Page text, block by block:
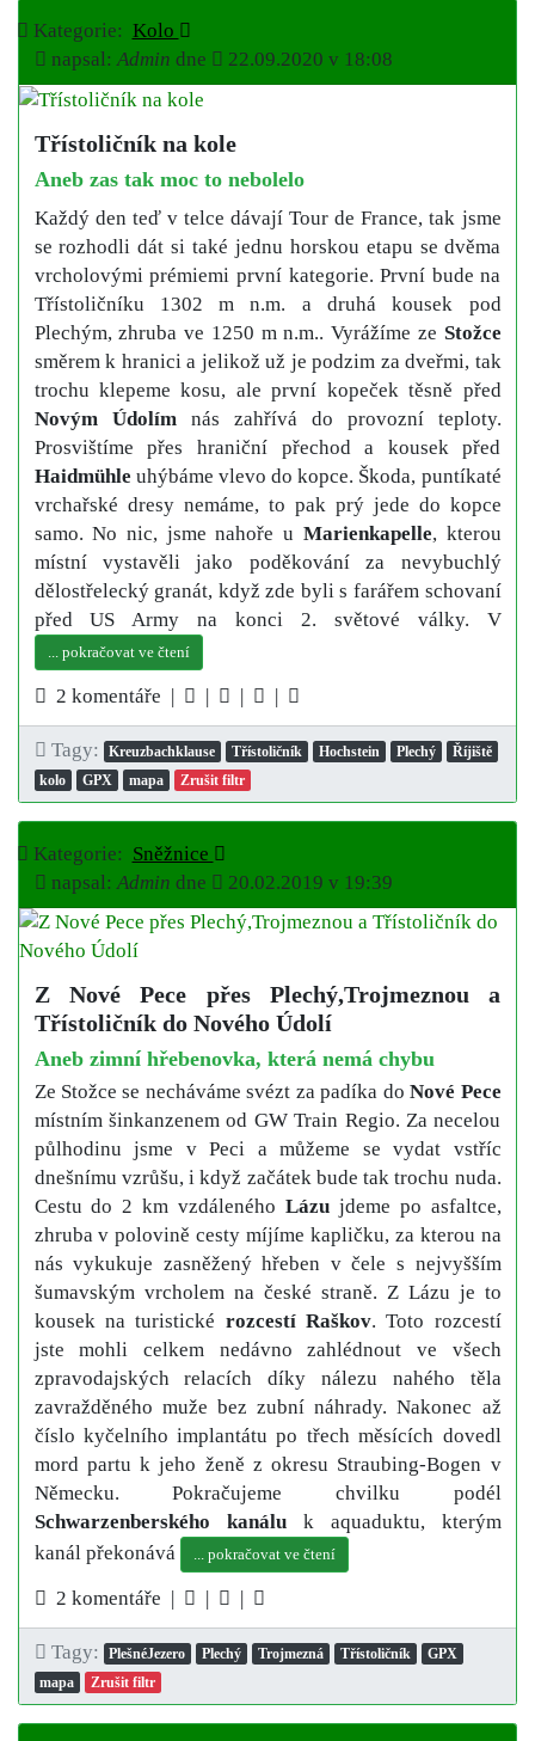
Kategorie: Kolo
napsal:Admin dne 22.09.2020 v 18:08
Třístoličník na kole
Aneb zas tak moc to nebolelo
Každý den teď v telce dávají Tour de France, tak jsme
se rozhodli dát si také jednu horskou etapu se dvěma
vrcholovými prémiemi první kategorie. První bude na
Třístoličníku 1302 m n.m. a druhá kousek pod
Plechým, zhruba ve 1250 m n.m.. Vyrážíme ze Stožce
směrem k hranici a jelikož už je podzim za dveřmi, tak
trochu klepeme kosu, ale první kopeček těsně před
Novým Údolímnás zahřívá do provozní teploty.
Prosvištíme přes hraniční přechod a kousek před
Haidmühle uhýbáme vlevo do kopce. Škoda, puntíkaté
vrchařské dresy nemáme, to pak prý jede do kopce
samo. No nic, jsme nahoře u Marienkapelle, kterou
místní vystavěli jako poděkování za nevybuchlý
dělostřelecký granát, když zde byli s farářem schovaní
před US Army na konci 2. světové války. V
... pokračovat ve čtení
2 komentáře | | | |
Tagy: Kreuzbachklause Třístoličník Hochstein Plechý
Říjiště
kolo
GPX mapa Zrušit filtr
Kategorie: Sněžnice
napsal:Admin dne 20.02.2019 v 19:39
Z Nové Pece přes Plechý,Trojmeznou a
Třístoličník do Nového Údolí
Aneb zimní hřebenovka, která nemá chybu
Ze Stožce se necháváme svézt za padíka doNové Pece
místním šinkanzenem od GW Train Regio. Za necelou
půlhodinu jsme v Peci a můžeme se vydat vstříc
dnešnímu vzrůšu, i když začátek bude tak trochu nuda.
Cestu do 2 km vzdáleného Lázujdeme po asfaltce,
zhruba v polovině cesty míjíme kapličku, za kterou na
nás vykukuje zasněžený hřeben v čele s nejvyšším
šumavským vrcholem na české straně. Z Lázu je to
kousek na turistické rozcestí Raškov. Toto rozcestí
jste mohli celkem nedávno zahlédnout ve všech
zpravodajských relacích díky nálezu nahého těla
zavražděného muže bez zubní náhrady. Nakonec až
číslo kyčelního implantátu po třech měsících dovedl
mord partu k jeho ženě z okresu Straubing-Bogen v
Německu. Pokračujeme chvilku podél
Schwarzenberského kanáluk aquaduktu, kterým
kanál překonává
... pokračovat ve čtení
2 komentáře | | |
Tagy: PlešnéJezero Plechý Trojmezná Třístoličník
GPX
mapa
Zrušit filtr